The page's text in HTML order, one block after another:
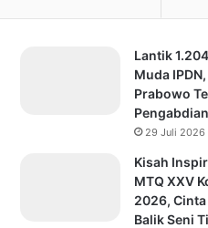
Lantik
Muda
Prabowo
29 Juli 2026
Kisah
MTQ XXV
2026, Cinta
Balik Seni